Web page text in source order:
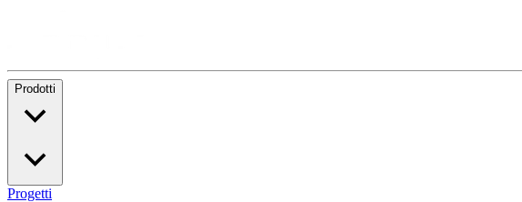
Prodotti
Progetti